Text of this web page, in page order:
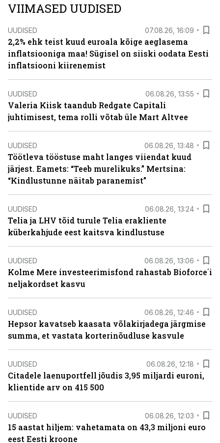
VIIMASED UUDISED
UUDISED 07.08.26, 16:09
2,2% ehk teist kuud euroala kõige aeglasema
inflatsiooniga maa! Sügisel on siiski oodata Eesti
inflatsiooni kiirenemist
UUDISED 06.08.26, 13:55
Valeria Kiisk taandub Redgate Capitali
juhtimisest, tema rolli võtab üle Mart Altvee
UUDISED 06.08.26, 13:48
Töötleva tööstuse maht langes viiendat kuud
järjest. Eamets: “Teeb murelikuks.” Mertsina:
“Kindlustunne näitab paranemist”
UUDISED 06.08.26, 13:24
Telia ja LHV tõid turule Telia erakliente
küberkahjude eest kaitsva kindlustuse
UUDISED 06.08.26, 13:06
Kolme Mere investeerimisfond rahastab Bioforce´i
neljakordset kasvu
UUDISED 06.08.26, 12:46
Hepsor kavatseb kaasata võlakirjadega järgmise
summa, et vastata korterinõudluse kasvule
UUDISED 06.08.26, 12:18
Citadele laenuportfell jõudis 3,95 miljardi euroni,
klientide arv on 415 500
UUDISED 06.08.26, 12:03
15 aastat hiljem: vahetamata on 43,3 miljoni euro
eest Eesti kroone